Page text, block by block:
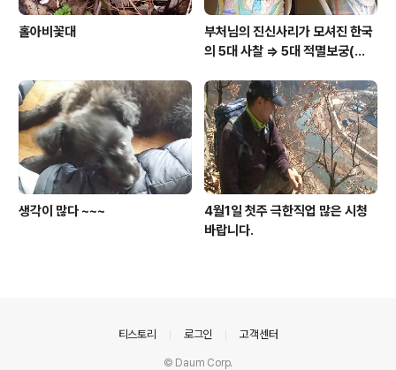
홀아비꽃대
부처님의 진신사리가 모셔진 한국
의 5대 사찰 => 5대 적멸보궁(寂
생각이 많다 ~~~
4월1일 첫주 극한직업 많은 시청
바랍니다.
티스토리 로그인 고객센터
© Daum Corp.